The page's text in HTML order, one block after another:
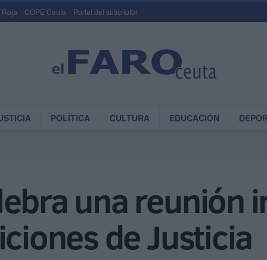
Roja COPE Ceuta Portal del suscriptor
POLÍTICA CULTURA EDUCACIÓN
una reunión
de Justicia